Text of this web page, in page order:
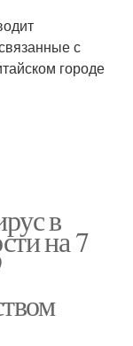
с
городе
в
на 7